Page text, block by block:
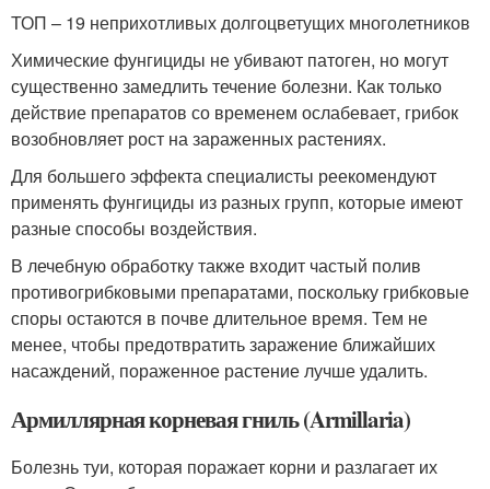
ТОП – 19 неприхотливых долгоцветущих многолетников
Химические фунгициды не убивают патоген, но могут
существенно замедлить течение болезни. Как только
действие препаратов со временем ослабевает, грибок
возобновляет рост на зараженных растениях.
Для большего эффекта специалисты реекомендуют
применять фунгициды из разных групп, которые имеют
разные способы воздействия.
В лечебную обработку также входит частый полив
противогрибковыми препаратами, поскольку грибковые
споры остаются в почве длительное время. Тем не
менее, чтобы предотвратить заражение ближайших
насаждений, пораженное растение лучше удалить.
Армиллярная корневая гниль (Armillaria)
Болезнь туи, которая поражает корни и разлагает их